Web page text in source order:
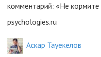
комментарий: «Не кормите
psychologies.ru
Аскар Тауекелов